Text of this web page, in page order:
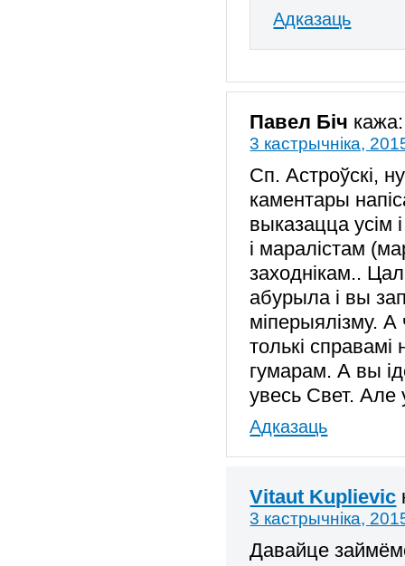
Адказаць
Павел Біч кажа:
3 кастрычніка,
Сп. Астроўскі,
каментары
выказацца усім і
і маралістам
заходнікам..
абурыла і вы
міперыялізму.
толькі
гумарам. А вы
увесь Свет. Але
Адказаць
Vitaut Kuplievic
3 кастрычніка,
Давайце